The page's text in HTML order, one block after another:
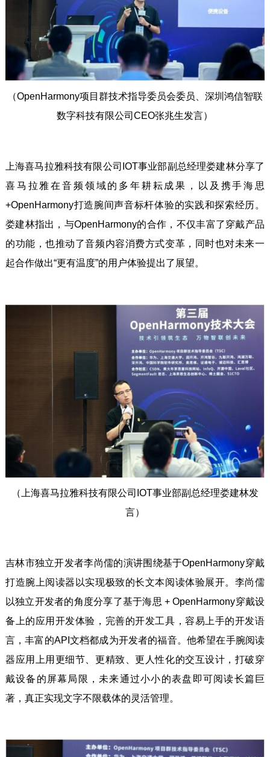
（OpenHarmony项目群技术指导委员会委员、深圳鸿信智联
数字科技有限公司CEO张兆生发言）
上海喜马拉雅科技有限公司IOT事业部副总经理娄建林分享了
喜马拉雅在音频领域的多年耕耘成果，以及携手海思
+OpenHarmony打造腕间声音标杆体验的实践和探索经历。
娄建林指出，与OpenHarmony的合作，不仅丰富了穿戴产品
的功能，也推动了音频内容消费方式变革，同时也对未来一
起合作做出“更有温度”的用户体验提出了展望。
（上海喜马拉雅科技有限公司IOT事业部副总经理娄建林发
言）
吉林市独立开发者李尚儒的演讲围绕基于OpenHarmony穿戴
打造腕上阅读器以实现极致的长文本阅读体验展开。李尚儒
以独立开发者的角度分享了基于海思 + OpenHarmony穿戴设
备上的应用开发体验，完善的开发工具，容易上手的开发语
言，丰富的API文档都成为开发者的福音。他希望在手腕阅读
器应用上用更细节、更精致、更人性化的交互设计，打破穿
戴设备的屏幕局限，未来通过小小的表盘即可阅读长篇巨
著，真正实现文字不限载体的灵活管理。